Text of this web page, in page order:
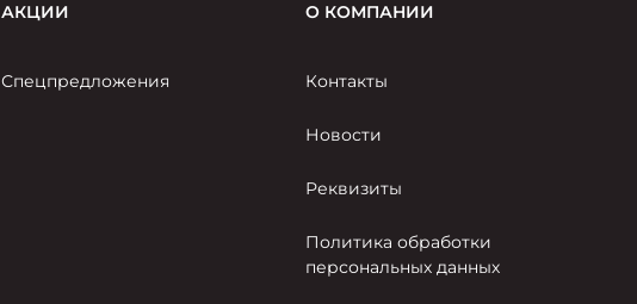
АКЦИИ
Спецпредложения
О КОМПАНИИ
Контакты
Новости
Реквизиты
Политика обработки
персональных данных